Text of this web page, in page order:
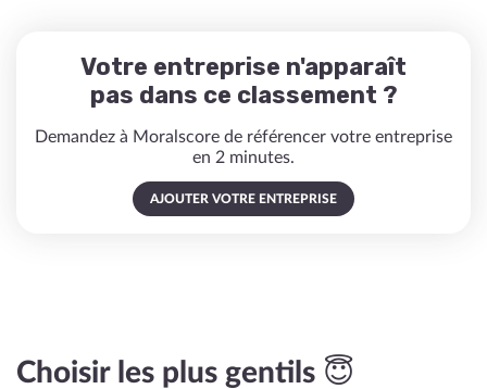
Votre entreprise n'apparaît
pas dans ce classement ?
Demandez à Moralscore de référencer votre entreprise
en 2 minutes.
AJOUTER VOTRE ENTREPRISE
Choisir les plus gentils 😇